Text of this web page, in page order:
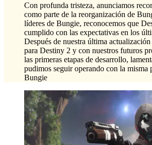
Con profunda tristeza, anunciamos
como parte de la reorganización de
líderes de Bungie, reconocemos que
cumplido con las expectativas en los
Después de nuestra última
para Destiny 2 y con nuestros futuros
las primeras etapas de desarrollo,
pudimos seguir operando con la misma
Bungie